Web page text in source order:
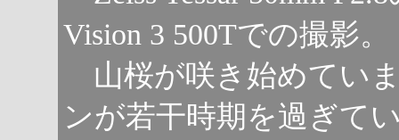
Vision 3 500Tでの撮影。
山桜が咲き始めてい
ンが若干時期を過ぎて